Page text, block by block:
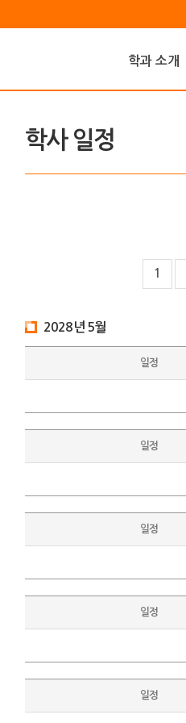
학과 소개
학사 일정
1
2028년 5월
일정
일정
일정
일정
일정